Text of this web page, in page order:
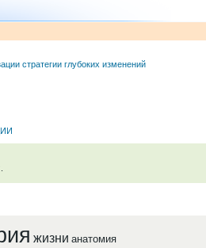
стратегии глубоких изменений
жизни анатомия